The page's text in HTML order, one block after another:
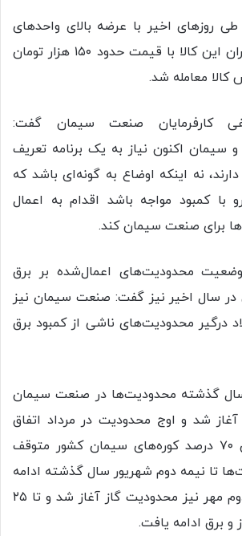
طی روزهای اخیر با عرضه بالای واحدهای
تولید سیمان در تهران این کالا با قیمت حدود ۱۵۰ هزار تومان
معامله شد.
کارفرمایان صنعت سیمان گفت:
و سیمان اکنون نیاز به یک برنامه تعریف
نه اینکه اوضاع به گونه‌ای باشد که
با کمبود مواجه باشد اقدام به اعمال
برای صنعت سیمان کند.
محدودیت‌های اعمال‌شده بر برق
سال اخیر نیز گفت: صنعت سیمان نیز
درگیر محدودیت‌های ناشی از کمبود برق
سال گذشته محدودیت‌ها در صنعت سیمان
آغاز شد و اوج محدودیت در مرداد اتفاق
افتاد که در پی آن ۷۰ درصد کوره‌های سیمان کشور متوقف
تا نیمه دوم شهریور سال گذشته ادامه
پیدا کرد؛ در نیمه دوم مهر نیز محدودیت گاز آغاز شد و تا ۲۵
و برق ادامه یافت.